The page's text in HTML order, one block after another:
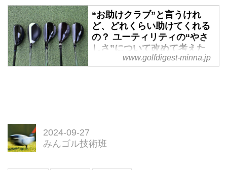
に立ちはだかるのがスコア100の
壁……いわゆる“100切り”を達成
するために大切なポイントとは？
今回は「次打地点に持っていくク
ラブの本数」をテーマに、東京都
港区のゴルフスクール「広尾ゴル
“お助けクラブ”と言うけれ
ど、どれくらい助けてくれる
の？ ユーティリティの“やさ
しさ”について改めて考えた
【100切り】 - みんなのゴル
ーに向けて「ユーティリティは本
www.golfdigest-minna.jp
2024-09-27
みんゴル技術班